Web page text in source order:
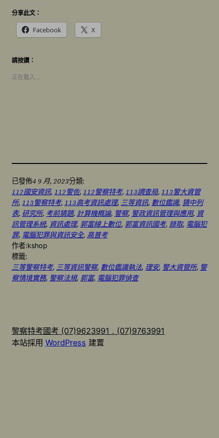
分享此文：
Facebook X
請按讚：
正在載入…
已發佈4 9 月, 2023分類:
112國安資訊, 112警佐, 112警察特考, 113調查局, 113警大資管
所, 113警察特考, 113高考資訊處理, 三等資訊, 數位鑑識, 猜中列
表, 研究所, 考前猜題, 計算機概論, 警察, 警政資訊管理與應用, 資
訊管理系統, 資訊處理, 郭富線上數位, 郭富資訊國考, 錄取, 電腦犯
罪, 電腦犯罪與資訊安全, 高普考
作者:kshop
標籤:
三等警察特考, 三等資訊警察, 數位鑑識執法, 理安, 警大資管所, 警
察情境實務, 警察法規, 郭富, 電腦犯罪偵查
警察特考國考 (07)9623991 , (07)9763991
本站採用 WordPress 建置